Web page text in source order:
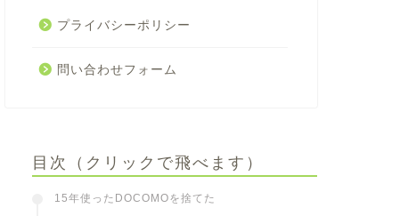
プライバシーポリシー
問い合わせフォーム
目次（クリックで飛べます）
15年使ったDOCOMOを捨てた